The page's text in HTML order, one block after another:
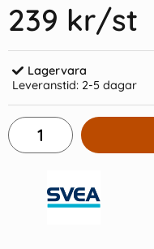
239 kr/st
Lagervara
Leveranstid: 2-5 dagar